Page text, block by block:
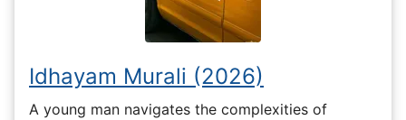
Idhayam Murali (2026)
A young man navigates the complexities of